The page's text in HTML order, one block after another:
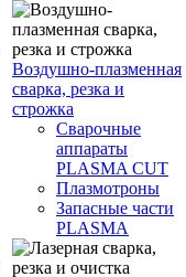
Воздушно-плазменная
сварка, резка и
строжка
Сварочные
аппараты
PLASMA CUT
Плазмотроны
Запасные части
PLASMA